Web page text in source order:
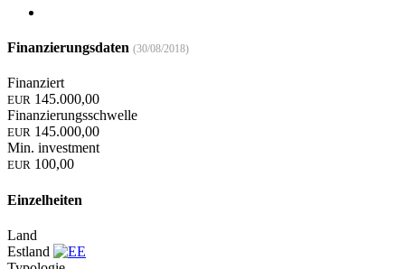
Finanzierungsdaten (30/08/2018)
Finanziert
EUR 145.000,00
Finanzierungsschwelle
EUR 145.000,00
Min. investment
EUR 100,00
Einzelheiten
Land
Estland